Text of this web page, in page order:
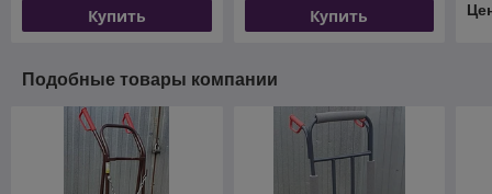
Купить Купить
Подобные товары компании